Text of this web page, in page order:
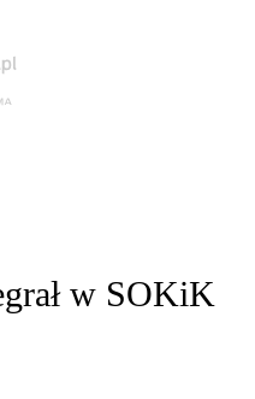
w SOKiK